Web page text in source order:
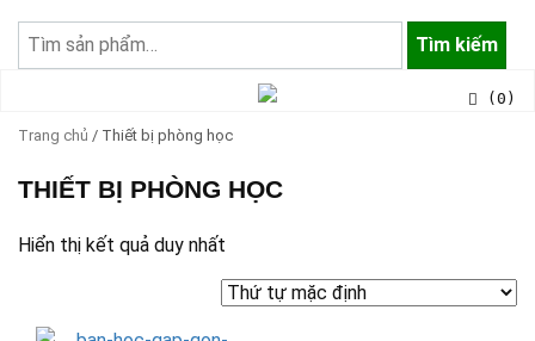
kiếm:
Tìm kiếm
(0)
Trang chủ / Thiết bị phòng học
THIẾT BỊ PHÒNG HỌC
Hiển thị kết quả duy nhất